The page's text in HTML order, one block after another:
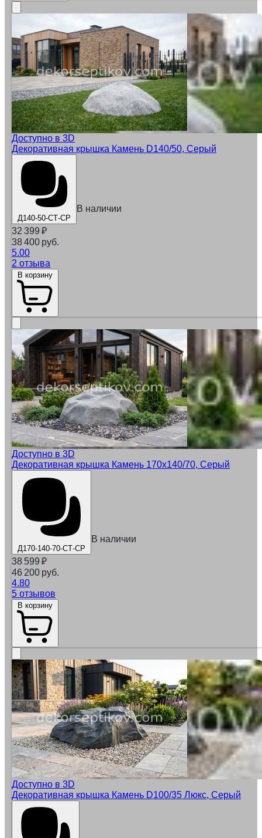
Доступно в 3D
Декоративная крышка Камень D140/50, Серый
Д140-50-СТ-СР
В наличии
32 399 ₽
38 400 руб.
5.00
2 отзыва
Доступно в 3D
Декоративная крышка Камень 170х140/70, Серый
Д170-140-70-СТ-СР
В наличии
38 599 ₽
46 200 руб.
4.80
5 отзывов
Доступно в 3D
Декоративная крышка Камень D100/35 Люкс, Серый